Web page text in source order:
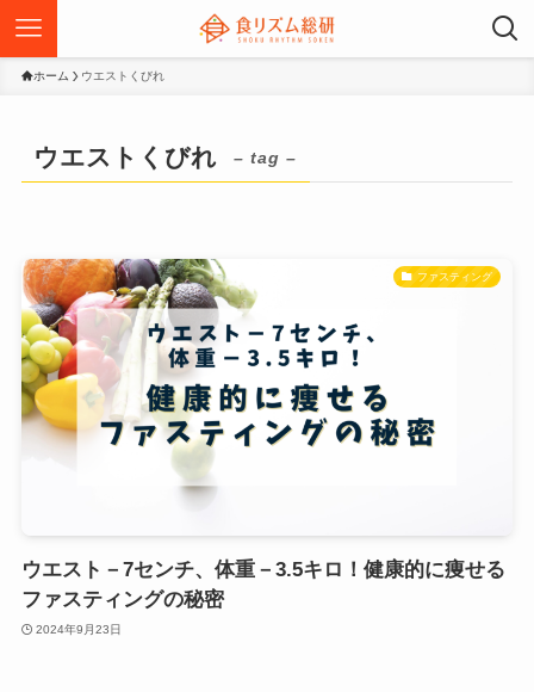
ホーム ウエストくびれ
ウエストくびれ – tag –
ファスティング
ウエスト－7センチ、体重－3.5キロ！健康的に痩せる
ファスティングの秘密
2024年9月23日